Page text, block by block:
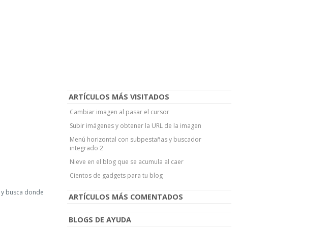
y busca donde
ARTÍCULOS MÁS VISITADOS
Cambiar imagen al pasar el cursor
Subir imágenes y obtener la URL de la imagen
Menú horizontal con subpestañas y buscador
integrado 2
Nieve en el blog que se acumula al caer
Cientos de gadgets para tu blog
ARTÍCULOS MÁS COMENTADOS
BLOGS DE AYUDA